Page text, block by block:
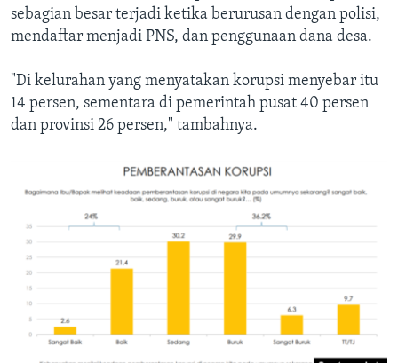
sebagian besar terjadi ketika berurusan dengan polisi,
mendaftar menjadi PNS, dan penggunaan dana desa.
"Di kelurahan yang menyatakan korupsi menyebar itu
14 persen, sementara di pemerintah pusat 40 persen
dan provinsi 26 persen," tambahnya.